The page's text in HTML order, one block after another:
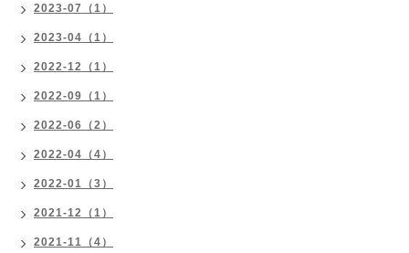
2023-07（1）
2023-04（1）
2022-12（1）
2022-09（1）
2022-06（2）
2022-04（4）
2022-01（3）
2021-12（1）
2021-11（4）